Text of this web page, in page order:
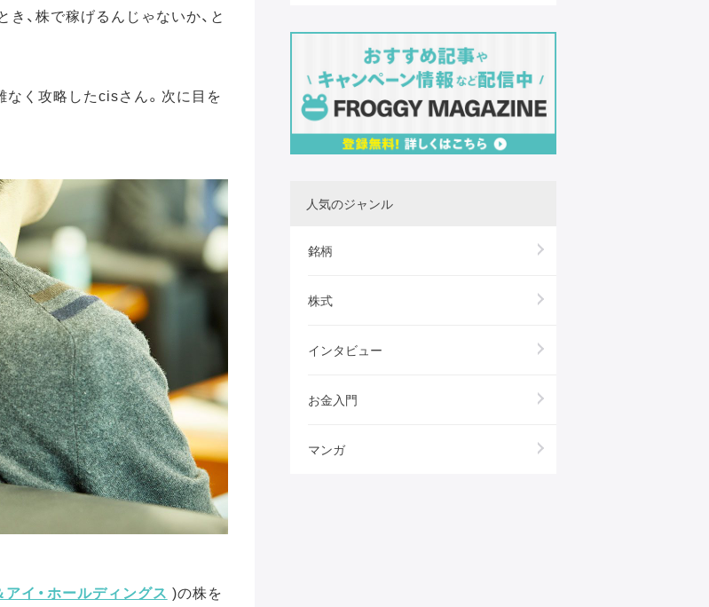
、株で稼げるんじゃないか、と
なく攻略したcisさん。次に目を
アイ・ホールディングス )の株を
人気のジャンル
銘柄
株式
インタビュー
お金入門
マンガ